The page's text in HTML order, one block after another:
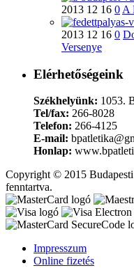
2013 12 16 0 A
2013 12 16 0
Versenye
Elérhetőségeink
Székhelyünk: 1053.
Tel/fax: 266-8028
Telefon: 266-4125
E-mail:
Honlap:
Copyright © 2015
fenntartva.
Impresszum
Online fizetés